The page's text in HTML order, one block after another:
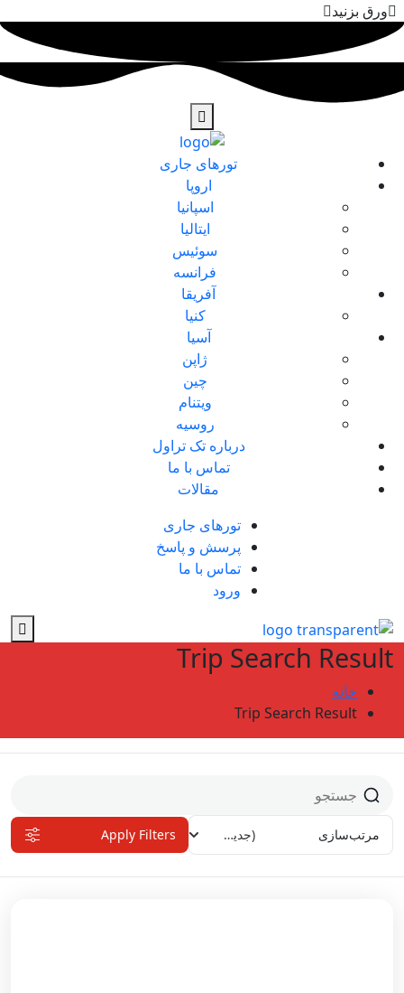
ورق بزنید
تورهای جاری
اروپا
اسپانیا
ایتالیا
سوئیس
فرانسه
آفریقا
کنیا
آسیا
ژاپن
چین
ویتنام
روسیه
درباره تک تراول
تماس با ما
مقالات
تورهای جاری
پرسش و پاسخ
تماس با ما
ورود
Trip Search Result
خانه
Trip Search Result
مرتب‌سازی (جدیدترین) Apply Filters